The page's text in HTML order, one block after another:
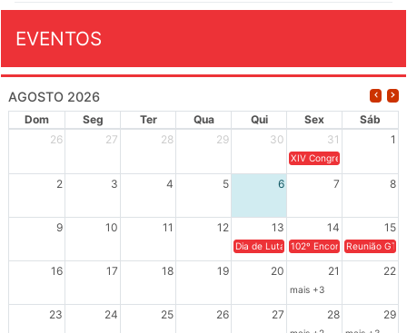
EVENTOS
AGOSTO 2026
Dom Seg Ter Qua Qui Sex
Sáb
26
27 28 29 30 31 1
XIV Congresso Brasileiro
2 3 4 5 6 7 8
9 10 11 12 13 14 15
Dia de Luta em Defesa de Cuba e da
102º Encontro da
Reunião
16 17 18 19 20 21 22
mais +3
23 24 25 26 27 28 29